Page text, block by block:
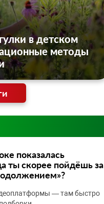
в детском
методы
показалась
ты скорее пойдёшь за
— там быстро